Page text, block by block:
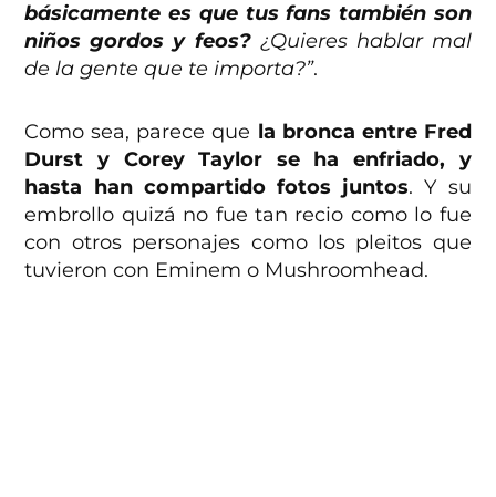
básicamente es que tus fans también son
niños gordos y feos?¿Quieres hablar mal
de la gente que te importa?”.
Como sea, parece que la bronca entre Fred
Durst y Corey Taylor se ha enfriado, y
hasta han compartido fotos juntos. Y su
embrollo quizá no fue tan recio como lo fue
con otros personajes como los pleitos que
tuvieron con Eminem o Mushroomhead.